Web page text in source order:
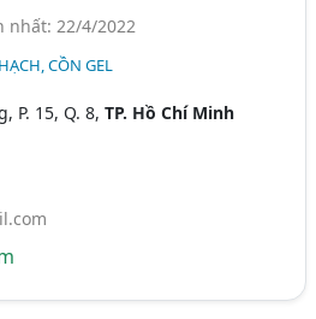
nhất: 22/4/2022
CỒN GEL
P. 15, Q. 8,TP. Hồ Chí Minh